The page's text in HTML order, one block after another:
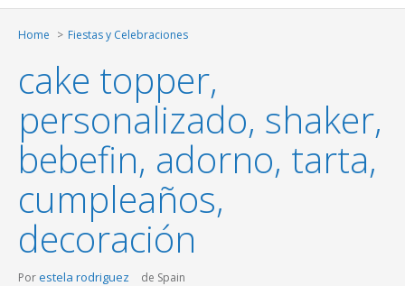
Home Fiestas y Celebraciones
cake topper,
personalizado, shaker,
bebefin, adorno, tarta,
cumpleaños,
decoración
Porestela rodriguez de Spain